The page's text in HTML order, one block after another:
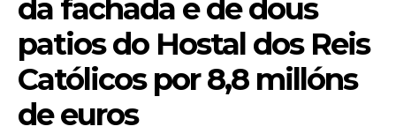
da fachada e de dous
patios do Hostal dos Reis
Católicos por 8,8 millóns
de euros